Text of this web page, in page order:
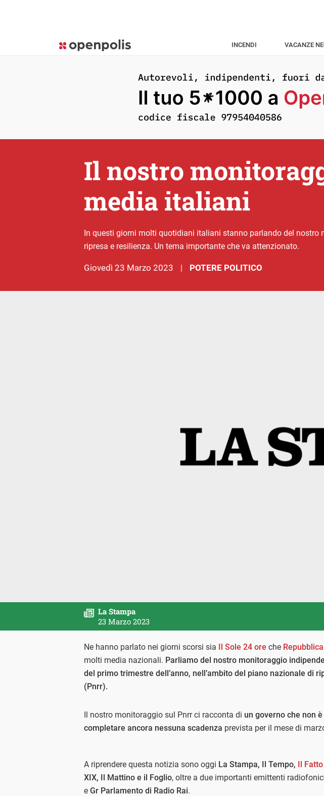
INCENDI VACANZE
Il nostro
media italiani
In questi giorni molti quotidiani italiani stanno parlando del nostro
ripresa e resilienza. Un tema importante che va attenzionato.
giovedì 23 Marzo 2023 | POTERE POLITICO
La Stampa
23 Marzo 2023
Ne hanno parlato nei giorni scorsi sia Il Sole 24 ore che Repubblica
molti media nazionali. Parliamo del nostro monitoraggio
del primo trimestre dell’anno, nell’ambito del piano nazionale di
(Pnrr).
Il nostro monitoraggio sul Pnrr ci racconta di un governo che non
completare ancora nessuna scadenza prevista per il mese di
A riprendere questa notizia sono oggi La Stampa, Il Tempo, Il
XIX, Il Mattino e il Foglio, oltre a due importanti emittenti
e Gr Parlamento di Radio Rai.